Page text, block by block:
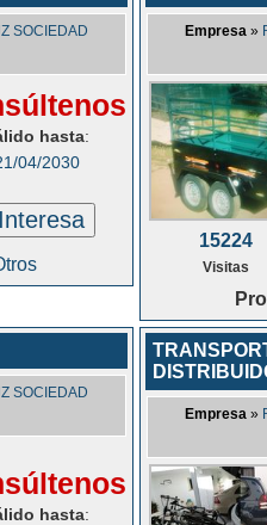
SOCIEDAD
hasta:
04/2030
Empresa »
15224
Visitas
SOCIEDAD
hasta:
Empresa »